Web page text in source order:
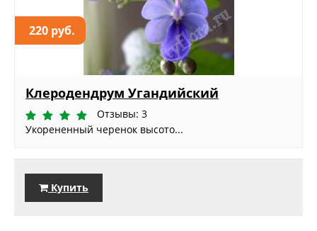
220 руб.
Клеродендрум Угандийский
Отзывы: 3
Укорененный черенок высото...
Купить